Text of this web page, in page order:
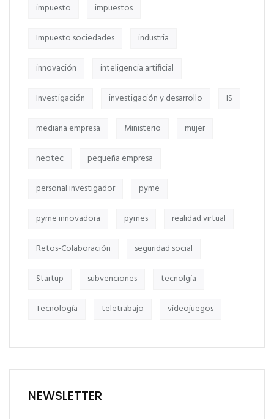
impuesto impuestos
Impuesto sociedades industria
innovación inteligencia artificial
Investigación investigación y desarrollo IS
mediana empresa Ministerio mujer
neotec pequeña empresa
personal investigador pyme
pyme innovadora pymes realidad virtual
Retos-Colaboración seguridad social
Startup subvenciones tecnolgía
Tecnología teletrabajo videojuegos
NEWSLETTER